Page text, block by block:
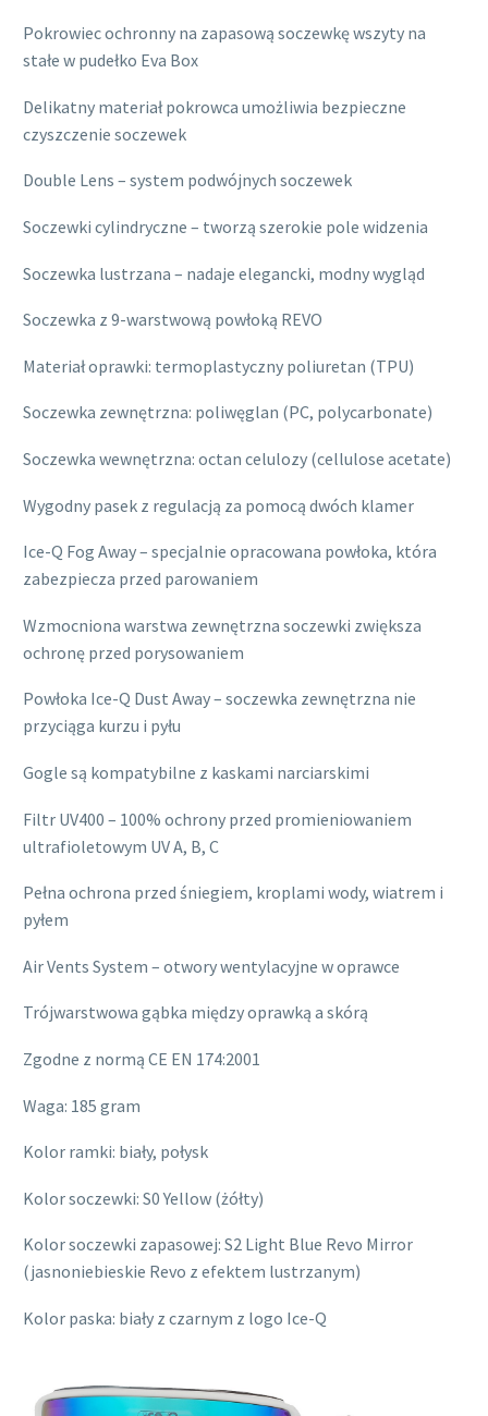
Pokrowiec ochronny na zapasową soczewkę wszyty na
stałe w pudełko Eva Box
Delikatny materiał pokrowca umożliwia bezpieczne
czyszczenie soczewek
Double Lens – system podwójnych soczewek
Soczewki cylindryczne – tworzą szerokie pole widzenia
Soczewka lustrzana – nadaje elegancki, modny wygląd
Soczewka z 9-warstwową powłoką REVO
Materiał oprawki: termoplastyczny poliuretan (TPU)
Soczewka zewnętrzna: poliwęglan (PC, polycarbonate)
Soczewka wewnętrzna: octan celulozy (cellulose acetate)
Wygodny pasek z regulacją za pomocą dwóch klamer
Ice-Q Fog Away – specjalnie opracowana powłoka, która
zabezpiecza przed parowaniem
Wzmocniona warstwa zewnętrzna soczewki zwiększa
ochronę przed porysowaniem
Powłoka Ice-Q Dust Away – soczewka zewnętrzna nie
przyciąga kurzu i pyłu
Gogle są kompatybilne z kaskami narciarskimi
Filtr UV400 – 100% ochrony przed promieniowaniem
ultrafioletowym UV A, B, C
Pełna ochrona przed śniegiem, kroplami wody, wiatrem i
pyłem
Air Vents System – otwory wentylacyjne w oprawce
Trójwarstwowa gąbka między oprawką a skórą
Zgodne z normą CE EN 174:2001
Waga: 185 gram
Kolor ramki: biały, połysk
Kolor soczewki: S0 Yellow (żółty)
Kolor soczewki zapasowej: S2 Light Blue Revo Mirror
(jasnoniebieskie Revo z efektem lustrzanym)
Kolor paska: biały z czarnym z logo Ice-Q